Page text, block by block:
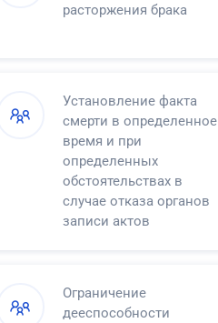
расторжения брака
Установление факта
смерти в определенное
время и при
определенных
обстоятельствах в
случае отказа органов
записи актов
Ограничение
дееспособности